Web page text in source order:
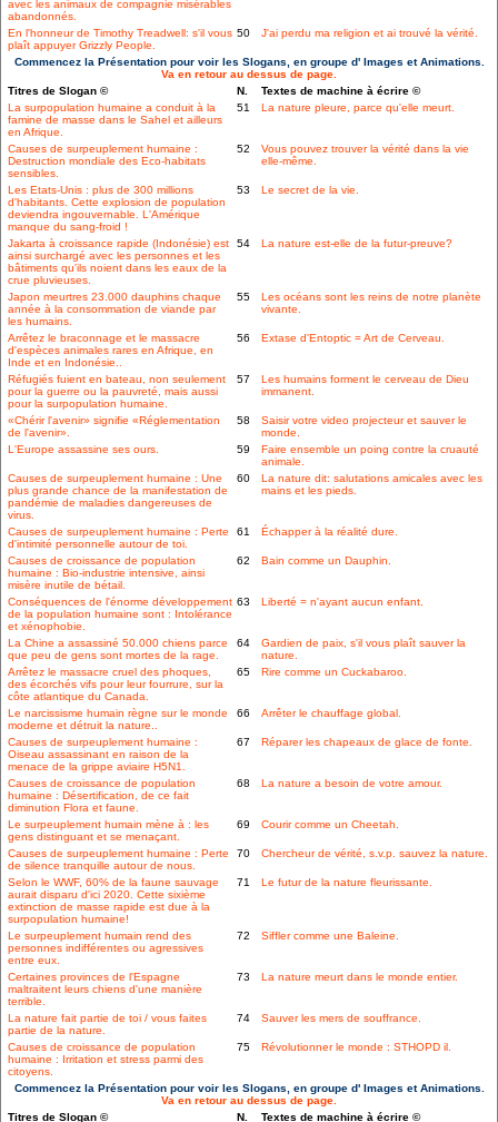
avec les animaux de compagnie misérables
abandonnés.
En l'honneur de Timothy Treadwell: s'il vous
plaît appuyer Grizzly People.
50 J'ai perdu ma religion et ai trouvé la vérité.
Commencez la Présentation pour voir les Slogans, en groupe d' Images et Animations.
Va en retour au dessus de page.
Titres de Slogan ©
N.
Textes de machine à écrire ©
La surpopulation humaine a conduit à la
famine de masse dans le Sahel et ailleurs
en Afrique.
51 La nature pleure, parce qu'elle meurt.
Causes de surpeuplement humaine :
Destruction mondiale des Eco-habitats
sensibles.
52
Vous pouvez trouver la vérité dans la vie
elle-même.
Les Etats-Unis : plus de 300 millions
d'habitants. Cette explosion de population
deviendra ingouvernable. L'Amérique
manque du sang-froid !
53 Le secret de la vie.
Jakarta à croissance rapide (Indonésie) est
ainsi surchargé avec les personnes et les
bâtiments qu'ils noient dans les eaux de la
crue pluvieuses.
54 La nature est-elle de la futur-preuve?
Japon meurtres 23.000 dauphins chaque
année à la consommation de viande par
les humains.
55
Les océans sont les reins de notre planète
vivante.
Arrêtez le braconnage et le massacre
d'espèces animales rares en Afrique, en
Inde et en Indonésie..
56 Extase d'Entoptic = Art de Cerveau.
Réfugiés fuient en bateau, non seulement
pour la guerre ou la pauvreté, mais aussi
pour la surpopulation humaine.
57
Les humains forment le cerveau de Dieu
immanent.
«Chérir l'avenir» signifie «Réglementation
de l'avenir».
58
Saisir votre video projecteur et sauver le
monde.
L'Europe assassine ses ours.
59
Faire ensemble un poing contre la cruauté
animale.
Causes de surpeuplement humaine : Une
plus grande chance de la manifestation de
pandémie de maladies dangereuses de
virus.
60
La nature dit: salutations amicales avec les
mains et les pieds.
Causes de surpeuplement humaine : Perte
d'intimité personnelle autour de toi.
61 Échapper à la réalité dure.
Causes de croissance de population
humaine : Bio-industrie intensive, ainsi
misère inutile de bétail.
62 Bain comme un Dauphin.
Conséquences de l'énorme développement
de la population humaine sont : Intolérance
et xénophobie.
63 Liberté = n'ayant aucun enfant.
La Chine a assassiné 50.000 chiens parce
que peu de gens sont mortes de la rage.
64
Gardien de paix, s'il vous plaît sauver la
nature.
Arrêtez le massacre cruel des phoques,
des écorchés vifs pour leur fourrure, sur la
côte atlantique du Canada.
65 Rire comme un Cuckabaroo.
Le narcissisme humain règne sur le monde
moderne et détruit la nature..
66 Arrêter le chauffage global.
Causes de surpeuplement humaine :
Oiseau assassinant en raison de la
menace de la grippe aviaire H5N1.
67 Réparer les chapeaux de glace de fonte.
Causes de croissance de population
humaine : Désertification, de ce fait
diminution Flora et faune.
68 La nature a besoin de votre amour.
Le surpeuplement humain mène à : les
gens distinguant et se menaçant.
69 Courir comme un Cheetah.
Causes de surpeuplement humaine : Perte
de silence tranquille autour de nous.
70 Chercheur de vérité, s.v.p. sauvez la nature.
Selon le WWF, 60% de la faune sauvage
aurait disparu d'ici 2020. Cette sixième
extinction de masse rapide est due à la
surpopulation humaine!
71 Le futur de la nature fleurissante.
Le surpeuplement humain rend des
personnes indifférentes ou agressives
entre eux.
72 Siffler comme une Baleine.
Certaines provinces de l'Espagne
maltraitent leurs chiens d'une manière
terrible.
73 La nature meurt dans le monde entier.
La nature fait partie de toi / vous faites
partie de la nature.
74 Sauver les mers de souffrance.
Causes de croissance de population
humaine : Irritation et stress parmi des
citoyens.
75 Révolutionner le monde : STHOPD il.
Commencez la Présentation pour voir les Slogans, en groupe d' Images et Animations.
Va en retour au dessus de page.
Titres de Slogan ©
N.
Textes de machine à écrire ©